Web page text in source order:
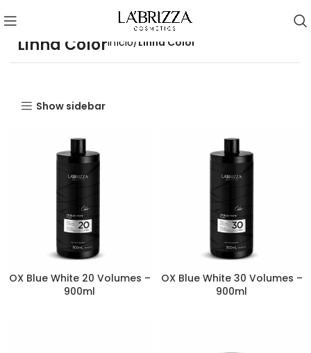
Linha ColorInício Linha Color
Show sidebar
OX Blue White 20 Volumes –
900ml
OX Blue White 30 Volumes –
900ml